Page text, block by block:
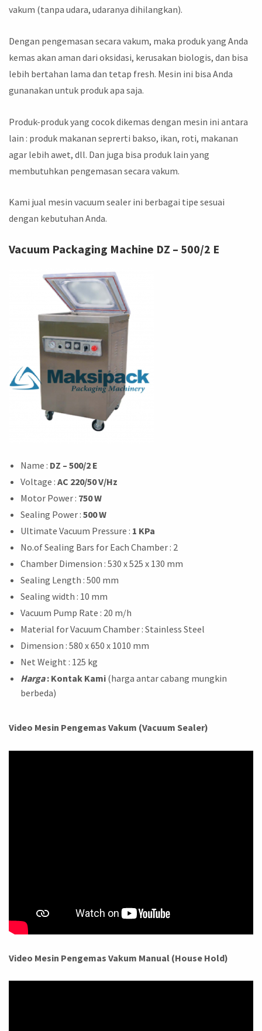
vakum (tanpa udara, udaranya dihilangkan).
Dengan pengemasan secara vakum, maka produk yang Anda
kemas akan aman dari oksidasi, kerusakan biologis, dan bisa
lebih bertahan lama dan tetap fresh. Mesin ini bisa Anda
gunanakan untuk produk apa saja.
Produk-produk yang cocok dikemas dengan mesin ini antara
lain : produk makanan seprerti bakso, ikan, roti, makanan
agar lebih awet, dll. Dan juga bisa produk lain yang
membutuhkan pengemasan secara vakum.
Kami jual mesin vacuum sealer ini berbagai tipe sesuai
dengan kebutuhan Anda.
Vacuum Packaging Machine DZ – 500/2 E
Name : DZ – 500/2 E
Voltage : AC 220/50 V/Hz
Motor Power : 750 W
Sealing Power : 500 W
Ultimate Vacuum Pressure : 1 KPa
No.of Sealing Bars for Each Chamber : 2
Chamber Dimension : 530 x 525 x 130 mm
Sealing Length : 500 mm
Sealing width : 10 mm
Vacuum Pump Rate : 20 m/h
Material for Vacuum Chamber : Stainless Steel
Dimension : 580 x 650 x 1010 mm
Net Weight : 125 kg
Harga : Kontak Kami (harga antar cabang mungkin
berbeda)
Video Mesin Pengemas Vakum (Vacuum Sealer)
Video Mesin Pengemas Vakum Manual (House Hold)